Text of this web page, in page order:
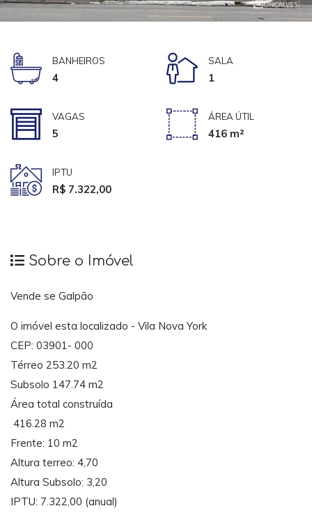
BANHEIROS
4
SALA
1
VAGAS
5
ÁREA ÚTIL
416 m²
IPTU
R$ 7.322,00
Sobre o Imóvel
Vende se Galpão
O imóvel esta localizado - Vila Nova York
CEP: 03901- 000
Térreo 253.20 m2
Subsolo 147.74 m2
Área total construída
416.28 m2
Frente: 10 m2
Altura terreo: 4,70
Altura Subsolo: 3,20
IPTU: 7.322,00 (anual)